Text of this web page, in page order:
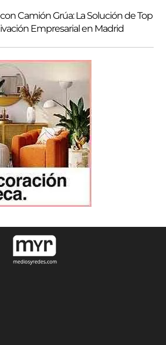
Camión Grúa: La Solución de Top
Empresarial en Madrid